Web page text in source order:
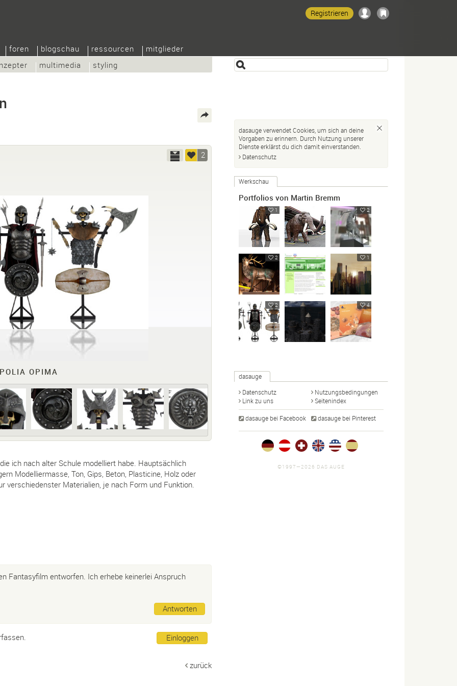
multimedia styling
foren blogschau ressourcen mitglieder
Registrieren
OPIMA
2
ich nach alter Schule modelliert habe. Hauptsächlich
Modelliermasse, Ton, Gips, Beton, Plasticine, Holz oder
verschiedenster Materialien, je nach Form und Funktion.
Fantasyfilm entworfen. Ich erhebe keinerlei Anspruch
Antworten
Einloggen
zurück
dasauge verwendet Cookies, um sich an deine
Vorgaben zu erinnern. Durch Nutzung unserer
Dienste erklärst du dich damit einverstanden.
Datenschutz
Werkschau
Portfolios von Martin Bremm
1 2
2 1
2 4
dasauge
Datenschutz
Nutzungsbedingungen
Link zu uns
Seitenindex
dasauge bei Facebook dasauge bei Pinterest
©1997—2026 DAS AUGE